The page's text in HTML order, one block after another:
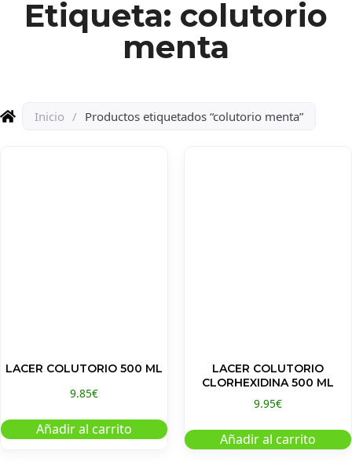
Etiqueta: colutorio
menta
Inicio / Productos etiquetados “colutorio menta”
LACER COLUTORIO 500 ML
9.85€
Añadir al carrito
LACER COLUTORIO
CLORHEXIDINA 500 ML
9.95€
Añadir al carrito